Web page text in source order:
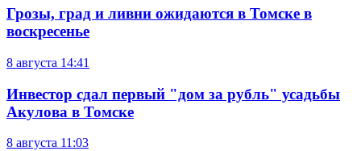
Грозы, град и ливни ожидаются в Томске в
воскресенье
8 августа 14:41
Инвестор сдал первый "дом за рубль" усадьбы
Акулова в Томске
8 августа 11:03